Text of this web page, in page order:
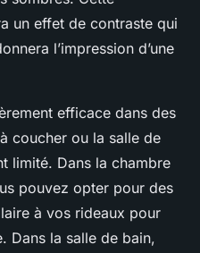
un effet de contraste qui
l’impression d’une
efficace dans des
coucher ou la salle de
limité. Dans la chambre
pouvez opter pour des
à vos rideaux pour
Dans la salle de bain,